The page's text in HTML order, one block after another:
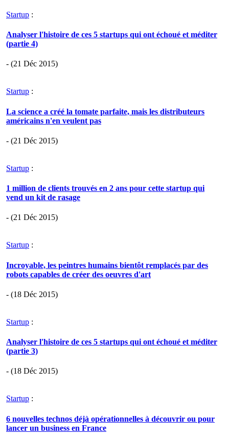
Startup :
Analyser l'histoire de ces 5 startups qui ont échoué et méditer
(partie 4)
- (21 Déc 2015)
Startup :
La science a créé la tomate parfaite, mais les distributeurs
américains n'en veulent pas
- (21 Déc 2015)
Startup :
1 million de clients trouvés en 2 ans pour cette startup qui
vend un kit de rasage
- (21 Déc 2015)
Startup :
Incroyable, les peintres humains bientôt remplacés par des
robots capables de créer des oeuvres d'art
- (18 Déc 2015)
Startup :
Analyser l'histoire de ces 5 startups qui ont échoué et méditer
(partie 3)
- (18 Déc 2015)
Startup :
6 nouvelles technos déjà opérationnelles à découvrir ou pour
lancer un business en France